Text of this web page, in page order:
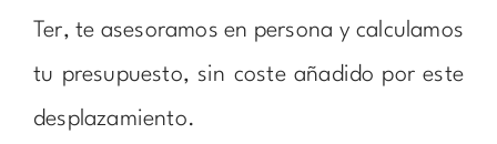
Ter, te asesoramos en persona y calculamos
tu presupuesto, sin coste añadido por este
desplazamiento.